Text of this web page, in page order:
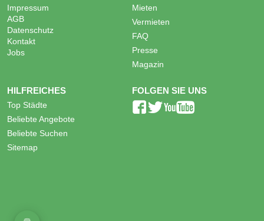
Impressum
AGB
Datenschutz
Kontakt
Jobs
Mieten
Vermieten
FAQ
Presse
Magazin
HILFREICHES
Top Städte
Beliebte Angebote
Beliebte Suchen
Sitemap
FOLGEN SIE UNS